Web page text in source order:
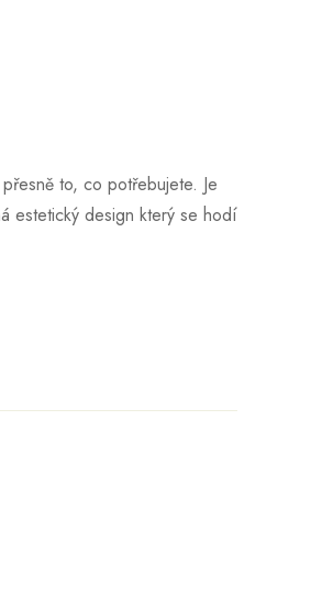
to, co potřebujete. Je
estetický design který se hodí